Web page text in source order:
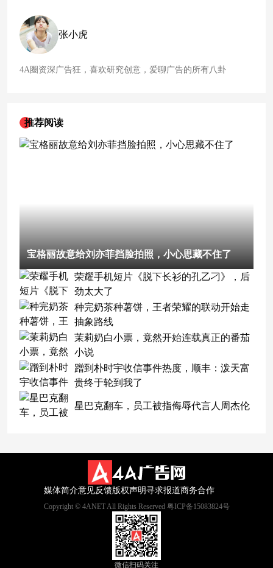
种元素，将这些元素绘制于长卷中，以平视的视角去描绘故官
的历史沉淀与辉煌，感受故官建筑的庞大与精美，见证古画与
器物交织的魅力，品味明清时期的文化底蕴，千里江山图贯穿
张小虎
4A圈资深广告狂，喜欢研究创意，爱聊广告的所有八卦
推荐阅读
宝格丽故意给刘亦菲挡脸拍照，小心思藏不住了
荣耀手机短片《脱下长衫的孔乙刁》，后
劲太大了
种完奶茶种薯饼，王者荣耀的联动开始走
抽象路线
茉莉奶白小票，竟然开始连载真正的番茄
小说
蹭到朴时宇收信事件热度，顺丰：泼天富
贵终于轮到我了
星巴克翻车，员工被指侮辱代言人周杰伦
媒体简介意见反馈版权声明寻求报道商务合作
Copyright © 4ANET All Rights Reserved 粤ICP备15083824号
微信扫码关注